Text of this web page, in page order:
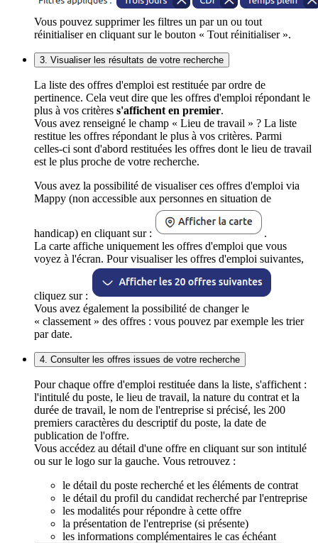
Vous pouvez supprimer les filtres un par un ou tout
réinitialiser en cliquant sur le bouton « Tout réinitialiser ».
3. Visualiser les résultats de votre recherche
La liste des offres d'emploi est restituée par ordre de
pertinence. Cela veut dire que les offres d'emploi répondant le
plus à vos critères s'affichent en premier.
Vous avez renseigné le champ « Lieu de travail » ? La liste
restitue les offres répondant le plus à vos critères. Parmi
celles-ci sont d'abord restituées les offres dont le lieu de travail
est le plus proche de votre recherche.
Vous avez la possibilité de visualiser ces offres d'emploi via
Mappy (non accessible aux personnes en situation de
handicap) en cliquant sur :
.
La carte affiche uniquement les offres d'emploi que vous
voyez à l'écran. Pour visualiser les offres d'emploi suivantes,
cliquez sur :
Vous avez également la possibilité de changer le
« classement » des offres : vous pouvez par exemple les trier
par date.
4. Consulter les offres issues de votre recherche
Pour chaque offre d'emploi restituée dans la liste, s'affichent :
l'intitulé du poste, le lieu de travail, la nature du contrat et la
durée de travail, le nom de l'entreprise si précisé, les 200
premiers caractères du descriptif du poste, la date de
publication de l'offre.
Vous accédez au détail d'une offre en cliquant sur son intitulé
ou sur le logo sur la gauche. Vous retrouvez :
le détail du poste recherché et les éléments de contrat
le détail du profil du candidat recherché par l'entreprise
les modalités pour répondre à cette offre
la présentation de l'entreprise (si présente)
les informations complémentaires le cas échéant